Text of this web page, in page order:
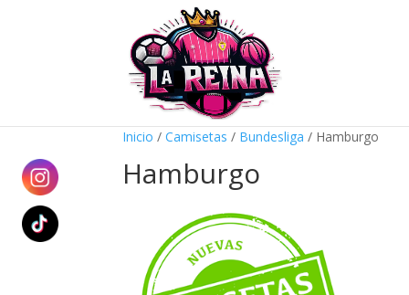
Inicio /Camisetas / Bundesliga / Hamburgo
Hamburgo